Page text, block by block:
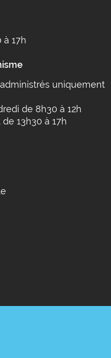
à 17h
uniquement
de 8h30 à 12h
13h30 à 17h